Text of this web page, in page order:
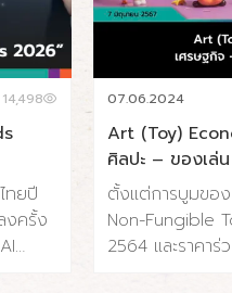
14,498
ทยปี
งครั้ง
07.06.2024
Art (Toy)
ศิลปะ – ของเล่น
ตั้งแต่การบูมขอ
Non-Fungible
2564 และราคา